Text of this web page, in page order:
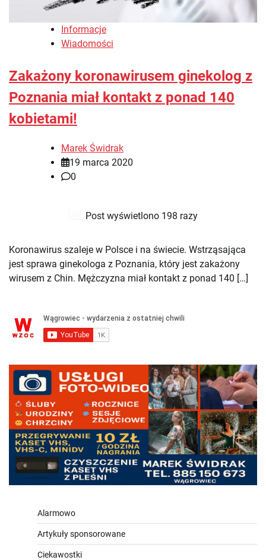
Informacje
Wiadomości
Zakażony koronawirusem ginekolog z
Poznania miał kontakt z ponad 140
kobietami!
Marek Świdrak
19 marca 2020
0
Post wyświetlono 198 razy
Koronawirus szaleje w Polsce i na świecie. Wstrząsająca
jest sprawa ginekologa z Poznania, który jest zakażony
wirusem z Chin. Mężczyzna miał kontakt z ponad 140 […]
Alarmowo
Artykuły sponsorowane
Ciekawostki